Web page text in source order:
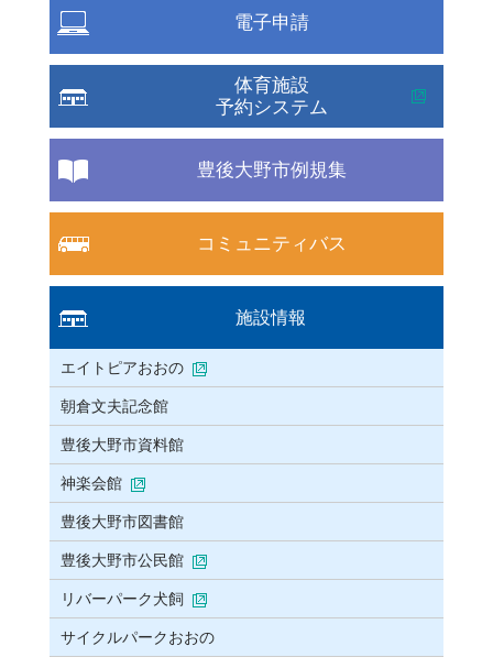
電子申請
体育施設
予約システム
豊後大野市例規集
コミュニティバス
施設情報
エイトピアおおの
朝倉文夫記念館
豊後大野市資料館
神楽会館
豊後大野市図書館
豊後大野市公民館
リバーパーク犬飼
サイクルパークおおの